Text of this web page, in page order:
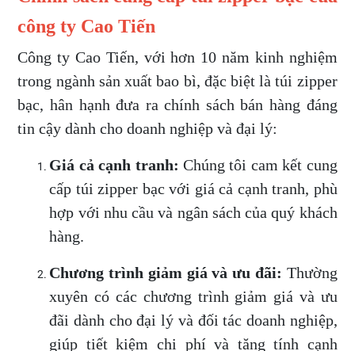
công ty Cao Tiến
Công ty Cao Tiến, với hơn 10 năm kinh nghiệm
trong ngành sản xuất bao bì, đặc biệt là túi zipper
bạc, hân hạnh đưa ra chính sách bán hàng đáng
tin cậy dành cho doanh nghiệp và đại lý:
Giá cả cạnh tranh: Chúng tôi cam kết cung
cấp túi zipper bạc với giá cả cạnh tranh, phù
hợp với nhu cầu và ngân sách của quý khách
hàng.
Chương trình giảm giá và ưu đãi: Thường
xuyên có các chương trình giảm giá và ưu
đãi dành cho đại lý và đối tác doanh nghiệp,
giúp tiết kiệm chi phí và tăng tính cạnh